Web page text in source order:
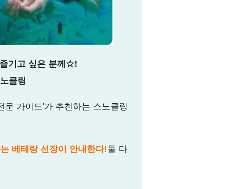
기고 싶은 분께☆!
클링
가이드'가 추천하는 스노클링
베테랑 선장이 안내한다!둘 다